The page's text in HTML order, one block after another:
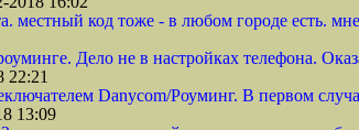
местный код тоже - в любом городе есть.
Дело не в настройках телефона.
Danycom/Роуминг. В первом
13:09